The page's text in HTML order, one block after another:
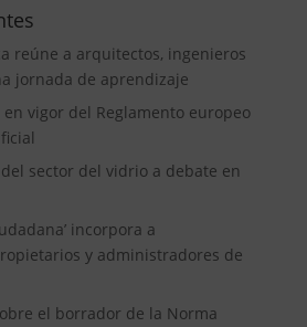
reúne a arquitectos, ingenieros
jornada de aprendizaje
vigor del Reglamento europeo
sector del vidrio a debate en
incorpora a
y administradores de
el borrador de la Norma